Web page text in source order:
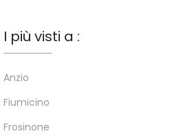
I più visti a :
Anzio
Fiumicino
Frosinone